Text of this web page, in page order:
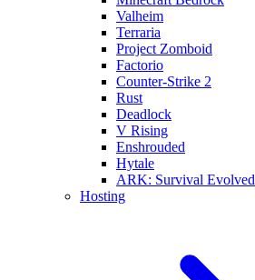
Valheim
Terraria
Project Zomboid
Factorio
Counter-Strike 2
Rust
Deadlock
V Rising
Enshrouded
Hytale
ARK: Survival Evolved
Hosting